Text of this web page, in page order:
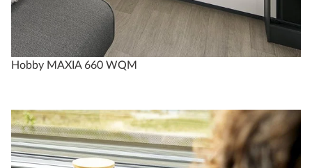
Hobby MAXIA 660 WQM